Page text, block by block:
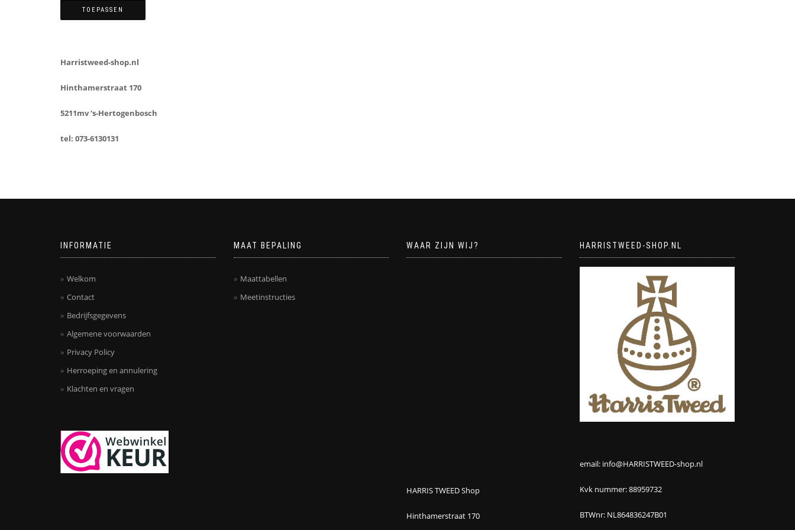
TOEPASSEN
Harristweed-shop.nl
Hinthamerstraat 170
5211mv ‘s-Hertogenbosch
tel: 073-6130131
INFORMATIE
Welkom
Contact
Bedrijfsgegevens
Algemene voorwaarden
Privacy Policy
Herroeping en annulering
Klachten en vragen
MAAT BEPALING
Maattabellen
Meetinstructies
WAAR ZIJN WIJ?
HARRIS TWEED Shop
Hinthamerstraat 170
HARRISTWEED-SHOP.NL
email: info@HARRISTWEED-shop.nl
Kvk nummer: 88959732
BTWnr: NL864836247B01